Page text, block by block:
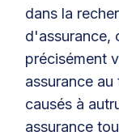
dans la
d'assurance,
précisément
assurance
causés à
assurance